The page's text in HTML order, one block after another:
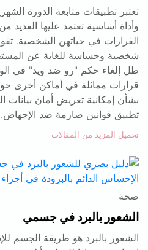
تعتبر تطبيقات متابعة الدورة
وأداة أساسية تعتمد عليها العديد
القرارات في حياتهن الشخصية.
شخصية وحساسة للغاية عن
ظل إلغاء حكم "رو ضد ويد" في
قرارات مماثلة في أماكن أخرى
بشأن إمكانية تعريض أمان بيانات
تطبيق قوانين صارمة ضد الإجهاض.
تحميل المزيد من المقالات
صحة
الشعور بالبرد في جسمي
الشعور بالبرد هو طريقة الجسم